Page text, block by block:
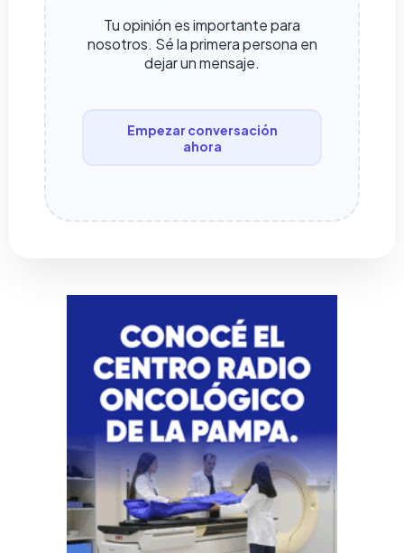
Tu opinión es importante para
nosotros. Sé la primera persona en
dejar un mensaje.
Empezar conversación
ahora